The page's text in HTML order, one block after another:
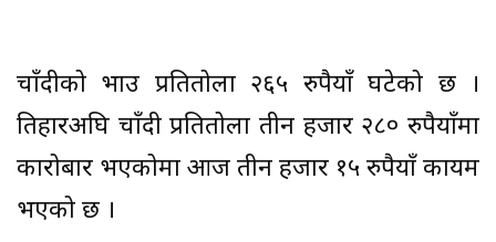
चाँदीको भाउ प्रतितोला २६५ रुपैयाँ घटेको छ ।
तिहारअघि चाँदी प्रतितोला तीन हजार २८० रुपैयाँमा
कारोबार भएकोमा आज तीन हजार १५ रुपैयाँ कायम
भएको छ ।